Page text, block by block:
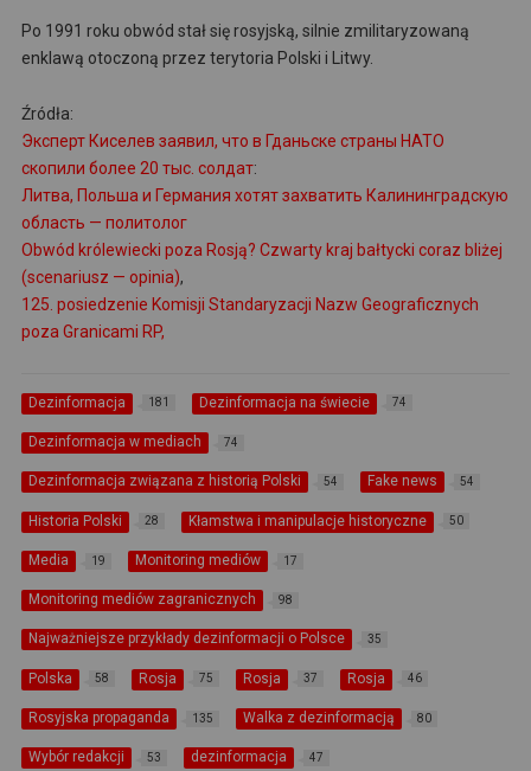
Po 1991 roku obwód stał się rosyjską, silnie zmilitaryzowaną
enklawą otoczoną przez terytoria Polski i Litwy.
Źródła:
Эксперт Киселев заявил, что в Гданьске страны НАТО
скопили более 20 тыс. солдат:
Литва, Польша и Германия хотят захватить Калининградскую
область — политолог
Obwód królewiecki poza Rosją? Czwarty kraj bałtycki coraz bliżej
(scenariusz — opinia),
125. posiedzenie Komisji Standaryzacji Nazw Geograficznych
poza Granicami RP,
Dezinformacja 181 Dezinformacja na świecie 74
Dezinformacja w mediach 74
Dezinformacja związana z historią Polski 54 Fake news 54
Historia Polski 28 Kłamstwa i manipulacje historyczne 50
Media 19 Monitoring mediów 17
Monitoring mediów zagranicznych 98
Najważniejsze przykłady dezinformacji o Polsce 35
Polska 58 Rosja 75 Rosja 37 Rosja 46
Rosyjska propaganda 135 Walka z dezinformacją 80
Wybór redakcji 53 dezinformacja 47